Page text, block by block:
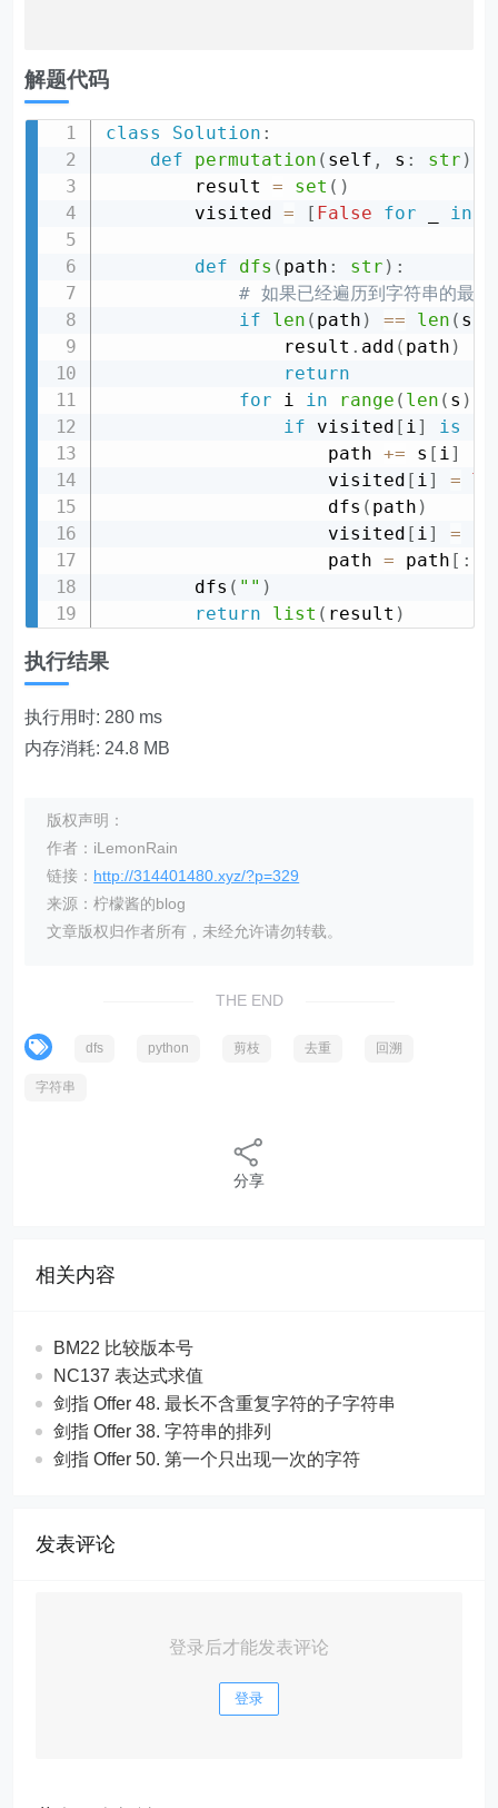
解题代码
class Solution :
def
permutation ( self , s : str )
        result
= set ( )
        visited
= [ False for in
def dfs ( path : str ) :
# 如果已经遍历到字符串的最后
if
len ( path ) == len ( s
                result
. add ( path )
return
for i in range ( len ( s )
if visited [ i] is
                    path
+= s [ i]
                    visited
[ i] =
                    dfs
( path )
                    visited
[ i] =
                    path
= path [ :
        dfs
( "" )
return
list ( result )
执行结果
执行用时: 280 ms
内存消耗: 24.8 MB
版权声明：
作者：iLemonRain
链接： http://314401480.xyz/?p=329
来源：柠檬酱的blog
文章版权归作者所有，未经允许请勿转载。
THE END
dfs python 剪枝 去重 回溯
字符串
分享
相关内容
BM22 比较版本号
NC137 表达式求值
剑指 Offer 48. 最长不含重复字符的子字符串
剑指 Offer 38. 字符串的排列
剑指 Offer 50. 第一个只出现一次的字符
发表评论
登录后才能发表评论
登录